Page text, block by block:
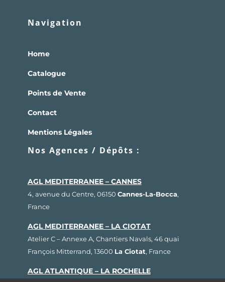
Navigation
Home
Catalogue
Points de Vente
Contact
Mentions Légales
Nos Agences / Dépôts :
AGL MEDITERRANEE – CANNES
4, avenue du Centre, 06150 Cannes-La-Bocca,
France
AGL MEDITERRANEE – LA CIOTAT
Atelier C – Annexe A, Chantiers Navals, 46 quai
François Mitterrand, 13600 La Ciotat, France
AGL ATLANTIQUE – LA ROCHELLE